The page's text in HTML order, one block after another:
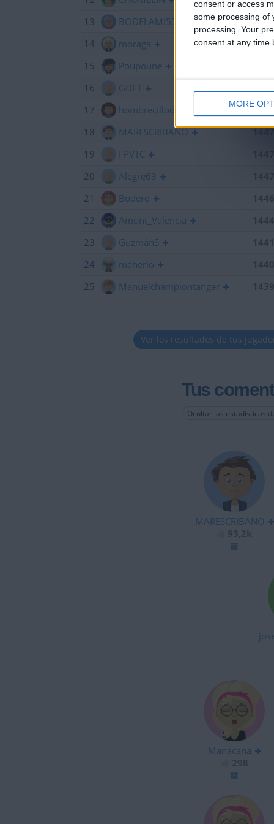
consent or access
some processing of
processing. Your
consent at any time
MORE
13
BODELAMI50
14
moraga
15
Poupoune
16
GDFT
17
hombrecillodepan
18
MARESCRIBANO
19
FPVTC
20
Alegre63
21
Bodero
22
Amunt_Valencia
23
GuzmánS
24
maherlo
25
Manuelchampiontanger
Ver los resultados de tus
Tus
Ocultar las estadísticas
MARESCRIBANO
Manacana